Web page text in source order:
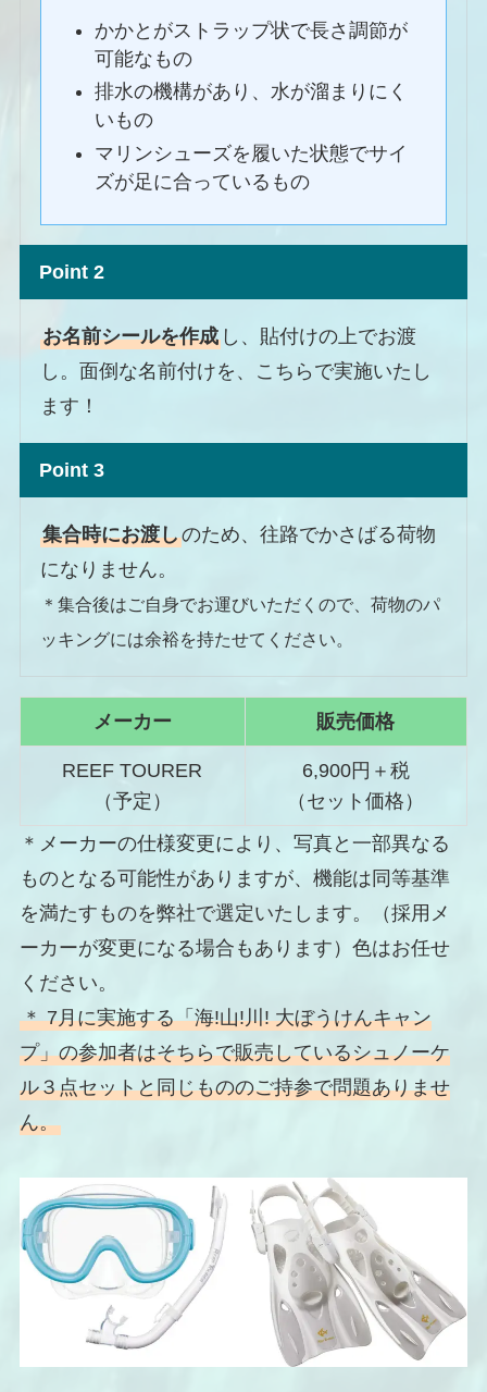
かかとがストラップ状で長さ調節が
可能なもの
排水の機構があり、水が溜まりにく
いもの
マリンシューズを履いた状態でサイ
ズが足に合っているもの
Point 2
お名前シールを作成し、貼付けの上でお渡
し。面倒な名前付けを、こちらで実施いたし
ます！
Point 3
集合時にお渡しのため、往路でかさばる荷物
になりません。
＊集合後はご自身でお運びいただくので、荷物のパ
ッキングには余裕を持たせてください。
メーカー 販売価格
REEF TOURER
（予定）
6,900円＋税
（セット価格）
＊メーカーの仕様変更により、写真と一部異なる
ものとなる可能性がありますが、機能は同等基準
を満たすものを弊社で選定いたします。（採用メ
ーカーが変更になる場合もあります）色はお任せ
ください。
＊ 7月に実施する「海!山!川! 大ぼうけんキャン
プ」の参加者はそちらで販売しているシュノーケ
ル３点セットと同じもののご持参で問題ありませ
ん。